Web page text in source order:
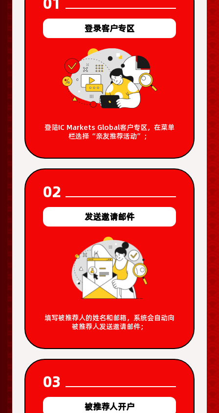
登录客户专区
登陆IC Markets Global客户专区，在菜单
栏选择“亲友推荐活动”；
02
发送邀请邮件
填写被推荐人的姓名和邮箱，系统会自动向
被推荐人发送邀请邮件；
03
被推荐人开户